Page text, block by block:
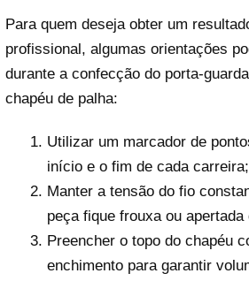
Para quem deseja obter um
profissional, algumas orientações
durante a confecção do porta-
chapéu de palha:
Utilizar um marcador de
início e o fim de cada carreira;
Manter a tensão do fio
peça fique frouxa ou apertada
Preencher o topo do chapéu
enchimento para garantir